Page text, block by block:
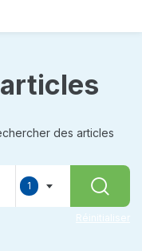
des articles
1
Réinitialiser